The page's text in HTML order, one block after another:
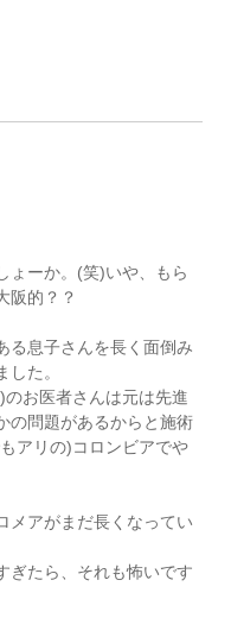
ょーか。(笑)いや、もら
阪的？？
る息子さんを長く面倒み
た。
お医者さんは元は先進
の問題があるからと施術
アリの)コロンビアでや
メアがまだ長くなってい
ぎたら、それも怖いです